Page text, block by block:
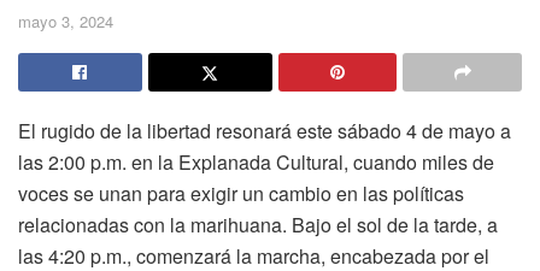
mayo 3, 2024
El rugido de la libertad resonará este sábado 4 de mayo a
las 2:00 p.m. en la Explanada Cultural, cuando miles de
voces se unan para exigir un cambio en las políticas
relacionadas con la marihuana. Bajo el sol de la tarde, a
las 4:20 p.m., comenzará la marcha, encabezada por el